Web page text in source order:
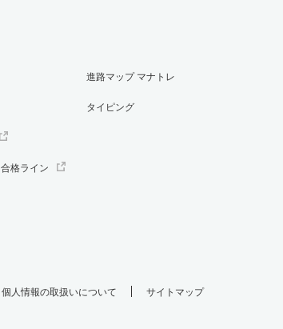
格ライン
進路マップ マナトレ
タイピング
個人情報の取扱いについて サイトマップ